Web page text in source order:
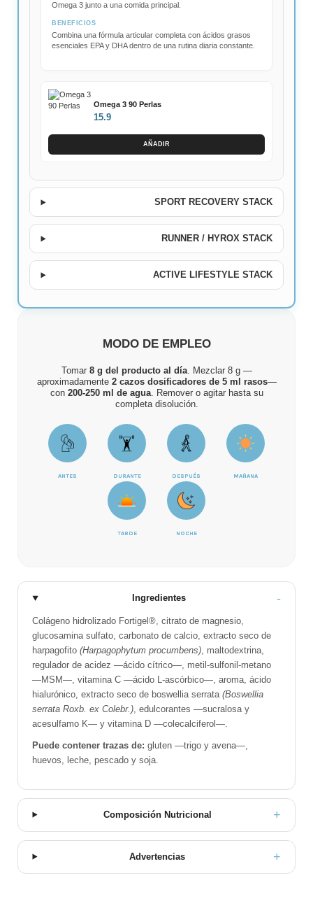
MODO DE EMPLEO
Tomar 8 g del producto al día. Mezclar 8 g —
aproximadamente 2 cazos dosificadores de 5 ml rasos—
con 200-250 ml de agua. Remover o agitar hasta su
completa disolución.
ANTES DURANTE DESPUÉS MAÑANA
TARDE NOCHE
Ingredientes
Colágeno hidrolizado Fortigel®, citrato de magnesio,
glucosamina sulfato, carbonato de calcio, extracto seco de
harpagofito(Harpagophytum procumbens), maltodextrina,
regulador de acidez —ácido cítrico—, metil-sulfonil-metano
—MSM—, vitamina C —ácido L-ascórbico—, aroma, ácido
hialurónico, extracto seco de boswellia serrata(Boswellia
serrata Roxb. ex Colebr.), edulcorantes —sucralosa y
acesulfamo K— y vitamina D —colecalciferol—.
Puede contener trazas de: gluten —trigo y avena—,
huevos, leche, pescado y soja.
Composición Nutricional
Advertencias
Omega 3 junto a una comida principal.
BENEFICIOS
Combina una fórmula articular completa con ácidos grasos
esenciales EPA y DHA dentro de una rutina diaria constante.
Omega 3 90 Perlas
15.9
AÑADIR
SPORT RECOVERY STACK
RUNNER / HYROX STACK
ACTIVE LIFESTYLE STACK